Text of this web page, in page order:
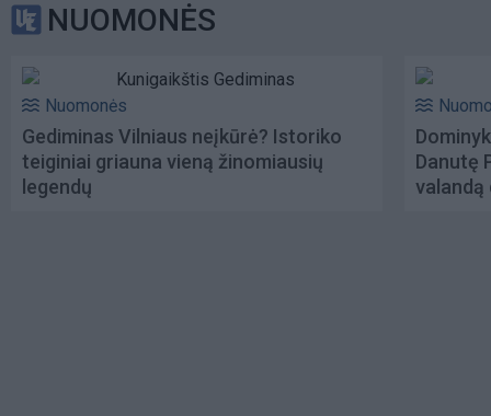
NUOMONĖS
Nuomonės
Gediminas Vilniaus neįkūrė? Istoriko
teiginiai griauna vieną žinomiausių
legendų
Danutę
valandą